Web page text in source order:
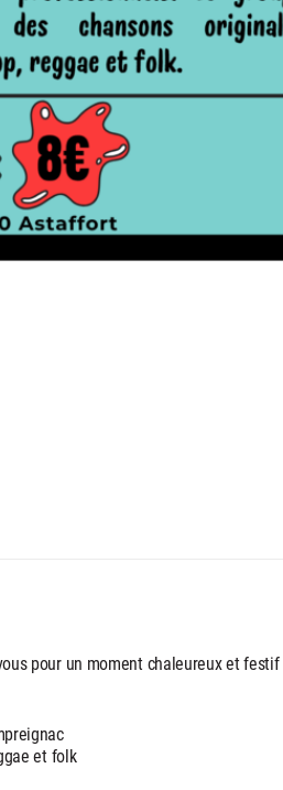
pour un moment chaleureux et festif
et folk